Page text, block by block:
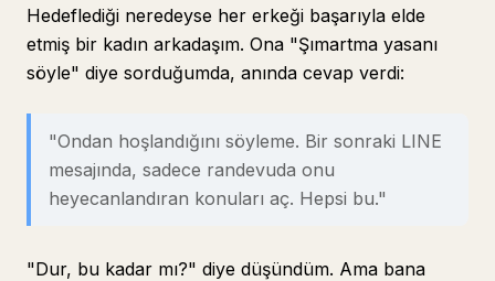
Hedeflediği neredeyse her erkeği başarıyla elde
etmiş bir kadın arkadaşım. Ona "Şımartma yasanı
söyle" diye sorduğumda, anında cevap verdi:
"Ondan hoşlandığını söyleme. Bir sonraki LINE
mesajında, sadece randevuda onu
heyecanlandıran konuları aç. Hepsi bu."
"Dur, bu kadar mı?" diye düşündüm. Ama bana